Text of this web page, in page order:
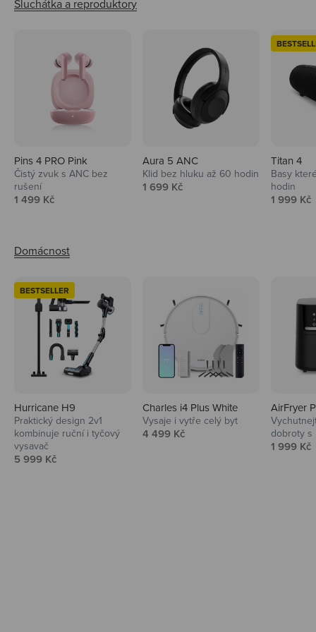
Pins 4 PRO Pink
Čistý zvuk s ANC bez
rušení
Prodejní cena
1 499 Kč
Aura 5 ANC
Klid bez hluku až 60 hodin
Prodejní cena
1 699 Kč
Titan 4
Basy
hodin
Prodejní
1 999 Kč
BESTSELLER
Hurricane H9
Praktický design 2v1
kombinuje ruční i tyčový
vysavač
Prodejní cena
5 999 Kč
Charles i4 Plus White
Vysaje i vytře celý byt
Prodejní cena
4 499 Kč
AirFryer
dobroty s
Prodejní
1 999 Kč
Audio
Niceboy sluchátka a repráky ti padnou
do noty.